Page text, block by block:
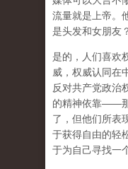
流量就是上帝。
是头发和女朋友
是的，人们喜欢
威，权威认同在
反对共产党政治
的精神依靠——
了，但他们所表
于获得自由的轻
于为自己寻找一